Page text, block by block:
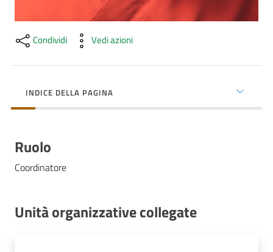
Novità
Imprese
Condividi Vedi azioni
INDICE DELLA PAGINA
Ruolo
Coordinatore
Unità organizzative collegate